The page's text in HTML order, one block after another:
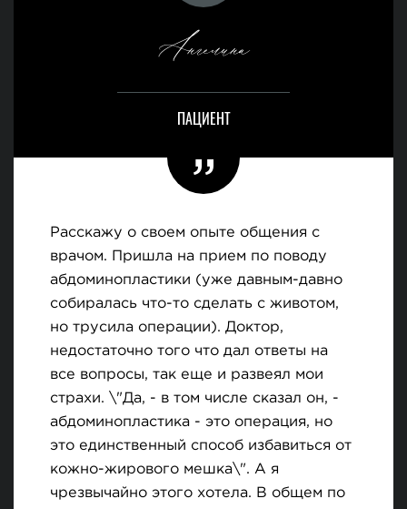
Ангелина
ПАЦИЕНТ
Расскажу о своем опыте общения с
врачом. Пришла на прием по поводу
абдоминопластики (уже давным-давно
собиралась что-то сделать с животом,
но трусила операции). Доктор,
недостаточно того что дал ответы на
все вопросы, так еще и развеял мои
страхи. \"Да, - в том числе сказал он, -
абдоминопластика - это операция, но
это единственный способ избавиться от
кожно-жирового мешка\". А я
чрезвычайно этого хотела. В общем по